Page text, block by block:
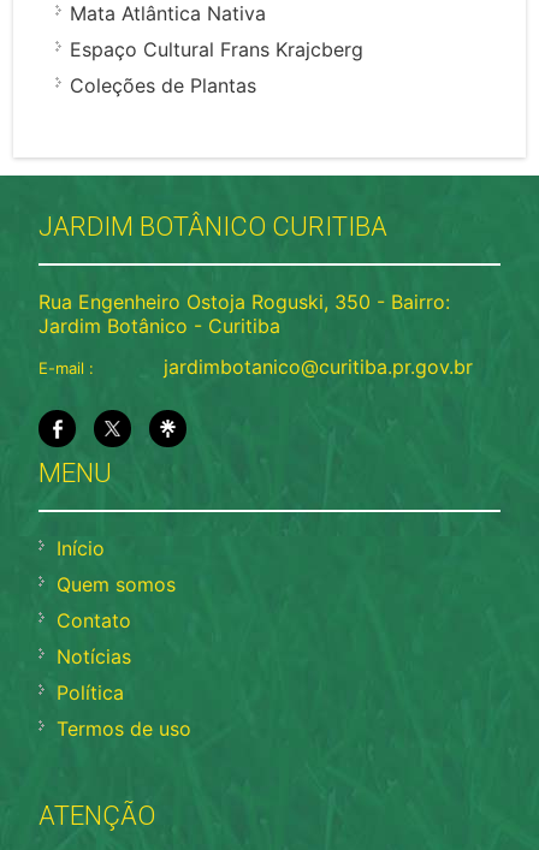
Mata Atlântica Nativa
Espaço Cultural Frans Krajcberg
Coleções de Plantas
JARDIM BOTÂNICO CURITIBA
Rua Engenheiro Ostoja Roguski, 350 - Bairro:
Jardim Botânico - Curitiba
E-mail : jardimbotanico@curitiba.pr.gov.br
MENU
Início
Quem somos
Contato
Notícias
Política
Termos de uso
ATENÇÃO